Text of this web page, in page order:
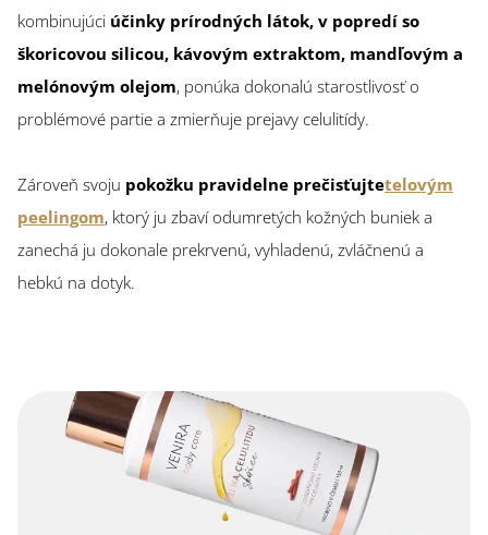
kombinujúci účinky prírodných látok, v popredí so
škoricovou silicou, kávovým extraktom, mandľovým a
melónovým olejom, ponúka dokonalú starostlivosť o
problémové partie a zmierňuje prejavy celulitídy.
Zároveň svoju pokožku pravidelne prečisťujtetelovým
peelingom, ktorý ju zbaví odumretých kožných buniek a
zanechá ju dokonale prekrvenú, vyhladenú, zvláčnenú a
hebkú na dotyk.